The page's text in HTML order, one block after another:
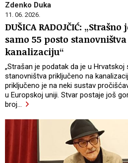
Zdenko Duka
11. 06. 2026.
DUŠICA RADOJČIĆ:
samo 55 posto
kanalizaciju“
„Strašan je podatak da je u
stanovništva priključeno na
priključeno je na neki sustav
u Europskoj uniji. Stvar postaje još
broj…